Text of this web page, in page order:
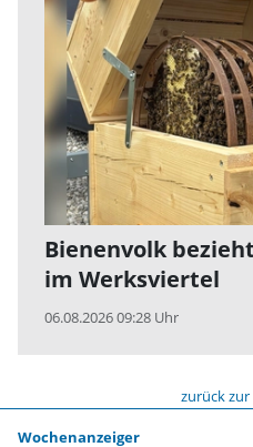
Bienenvolk
im Werksviertel
06.08.2026 09:28 Uhr
zurück
Wochenanzeiger